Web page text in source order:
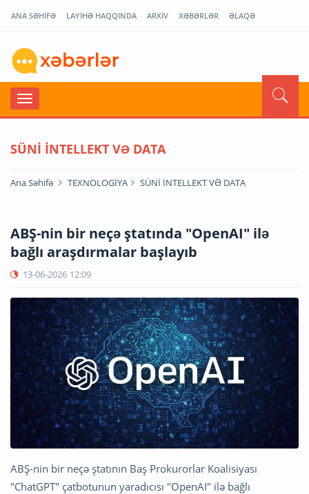
ANA SƏHİFƏ LAYİHƏ HAQQINDA ARXİV XƏBƏRLƏR ƏLAQƏ
SÜNİ İNTELLEKT VƏ DATA
Ana Səhifə TEXNOLOGİYA SÜNİ İNTELLEKT VƏ DATA
ABŞ-nin bir neçə ştatında "OpenAI" ilə
bağlı araşdırmalar başlayıb
13-06-2026 12:09
ABŞ-nin bir neçə ştatının Baş Prokurorlar Koalisiyası
"ChatGPT" çatbotunun yaradıcısı "OpenAI" ilə bağlı